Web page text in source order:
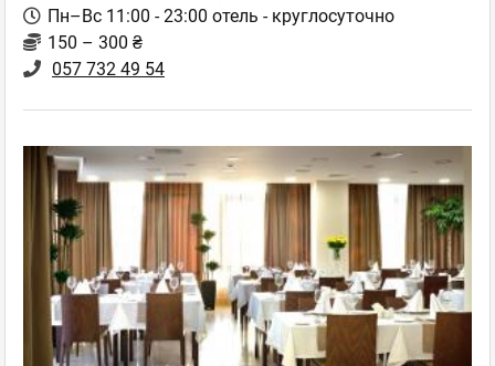
Пн–Вс 11:00 - 23:00 отель - круглосуточно
150 – 300 ₴
057 732 49 54